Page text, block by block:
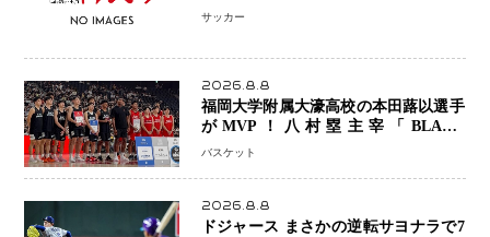
「組織の刷新」誓う
サッカー
2026.8.8
福岡大学附属大濠高校の本田蕗以選手
がMVP！八村塁主宰「BLACK
SAMURAI SUMMIT 2026」で存在
バスケット
2026.8.8
ドジャース まさかの逆転サヨナラで7